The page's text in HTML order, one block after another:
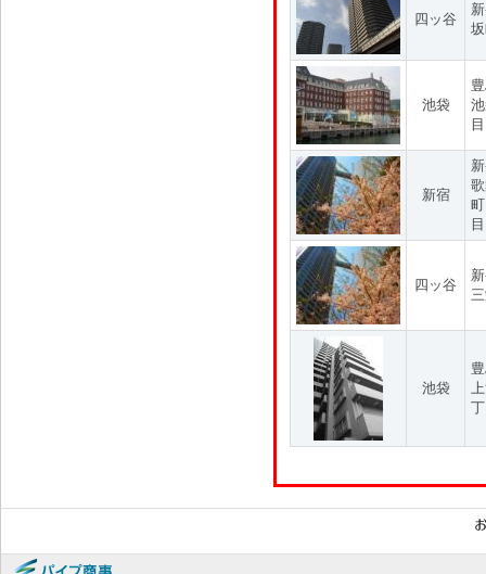
四ッ谷
池袋
新宿
目
四ッ谷
池袋